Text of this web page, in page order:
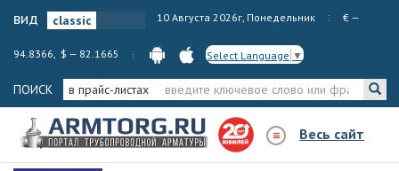
вид 10 Августа 2026г, Понедельник € —
94.8366, $ — 82.1665 Select Language ▼
ПОИСК в прайс-листах
Весь сайт